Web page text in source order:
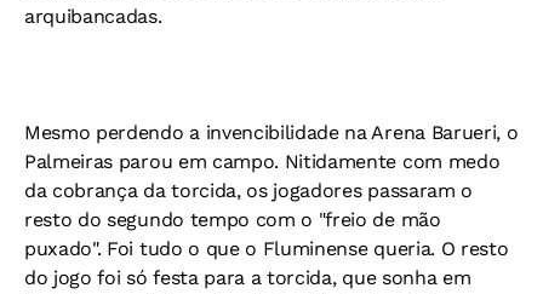
arquibancadas.
Mesmo perdendo a invencibilidade na Arena Barueri, o
Palmeiras parou em campo. Nitidamente com medo
da cobrança da torcida, os jogadores passaram o
resto do segundo tempo com o "freio de mão
puxado". Foi tudo o que o Fluminense queria. O resto
do jogo foi só festa para a torcida, que sonha em